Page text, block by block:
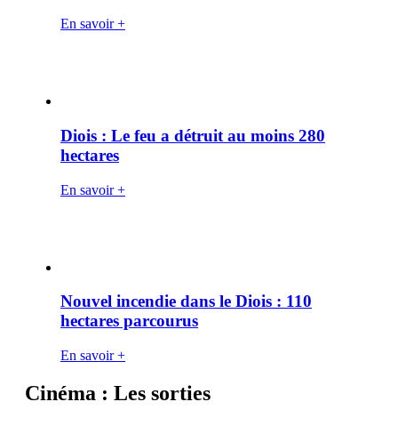
En savoir +
Diois : Le feu a détruit au moins 280
hectares
En savoir +
Nouvel incendie dans le Diois : 110
hectares parcourus
En savoir +
Cinéma : Les sorties